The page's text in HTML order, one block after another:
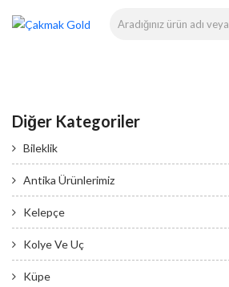
Diğer Kategoriler
Bileklik
Antika Ürünlerimiz
Kelepçe
Kolye Ve Uç
Küpe